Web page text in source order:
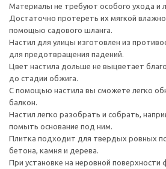
Материалы не требуют особого ухода и
Достаточно протереть их мягкой
помощью садового шланга.
Настил для улицы изготовлен из
для предотвращения падений.
Цвет настила дольше не выцветает
до стадии обжига.
С помощью настила вы сможете легко
балкон.
Настил легко разобрать и собрать,
помыть основание под ним.
Плитка подходит для твердых ровных
бетона, камня и дерева.
При установке на неровной